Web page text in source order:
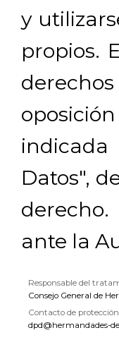
y
propios.
Datos",
ante la
Responsable del
Consejo General de
Contacto de
dpd@hermandades-